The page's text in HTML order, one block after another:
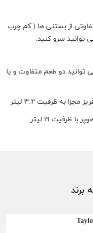
از بستنی ها ( کم چرب
توانید سرو کنید.
توانید دو طعم متفاوت و یا
به ظرفیت ۳.۲ لیتر
ظرفیت ۱۹ لیتر
برند